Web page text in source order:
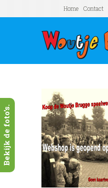
Home Contact
Bekijk de foto's.